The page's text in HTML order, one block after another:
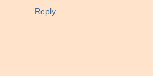
Reply